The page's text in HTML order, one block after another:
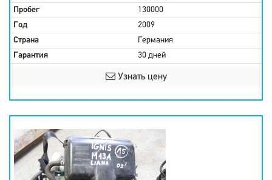
Пробег
130000
Год
2009
Страна
Германия
Гарантия
30 дней
Узнать цену